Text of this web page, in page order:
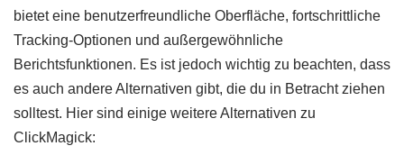
bietet eine benutzerfreundliche Oberfläche, fortschrittliche
Tracking-Optionen und außergewöhnliche
Berichtsfunktionen. Es ist jedoch wichtig zu beachten, dass
es auch andere Alternativen gibt, die du in Betracht ziehen
solltest. Hier sind einige weitere Alternativen zu
ClickMagick: